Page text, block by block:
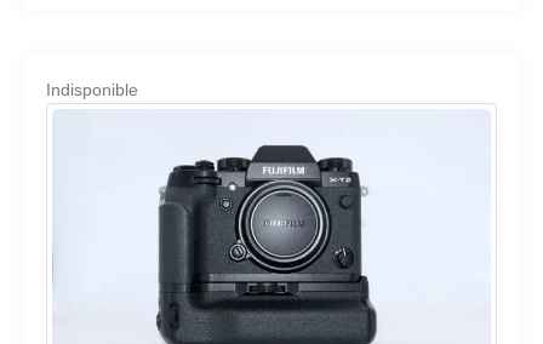
Indisponible